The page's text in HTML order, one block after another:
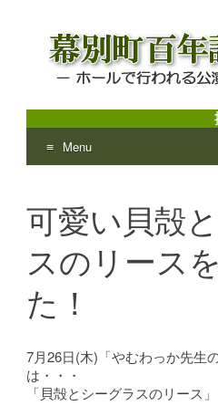
幕別町百
ホールで行われる公演や講
Menu
content
可愛い貝殻
スのリース
た！
7月26日(木)「やむわっか先生
は・・・
「貝殻とシーグラスのリース